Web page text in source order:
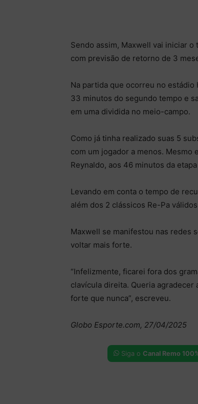
Sendo assim, Maxwell vai iniciar
com previsão de retorno de 3
Na partida que ocorreu no
33 minutos do segundo tempo e
em uma dividida no meio-campo.
Como já tinha realizado suas 5
com um jogador a menos. Mesmo
Reynaldo, aos 46 minutos da
Levando em conta o tempo de
além dos 2 clássicos Re-Pa
Maxwell se manifestou nas redes
voltar mais forte.
“Infelizmente, ficarei fora dos
clavícula direita. Queria agradecer
forte que nunca”, escreveu.
Globo Esporte.com, 27/04/2025
Siga o Canal Remo